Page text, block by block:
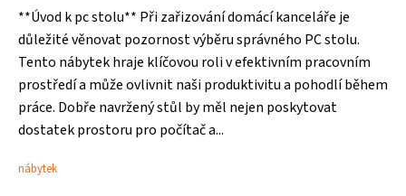
**Úvod k pc stolu** Při zařizování domácí kanceláře je
důležité věnovat pozornost výběru správného PC stolu.
Tento nábytek hraje klíčovou roli v efektivním pracovním
prostředí a může ovlivnit naši produktivitu a pohodlí během
práce. Dobře navržený stůl by měl nejen poskytovat
dostatek prostoru pro počítač a...
nábytek